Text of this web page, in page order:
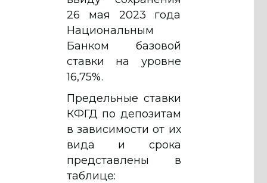
26 мая 2023 года
Национальным
Банком базовой
ставки на уровне
16,75%.
Предельные ставки
КФГД по депозитам
в зависимости от их
вида и срока
представлены в
таблице: